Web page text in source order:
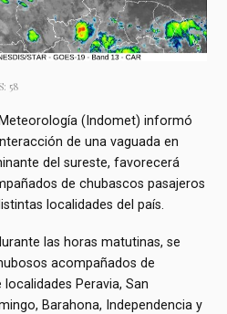
58
(Indomet) informó
de una vaguada en
del sureste, favorecerá
de chubascos pasajeros
localidades del país.
las horas matutinas, se
acompañados de
Peravia, San
Barahona, Independencia y